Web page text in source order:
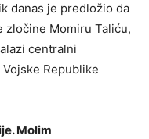
danas je predložio da
zločine Momiru Taliću,
centralni
Republike
Molim